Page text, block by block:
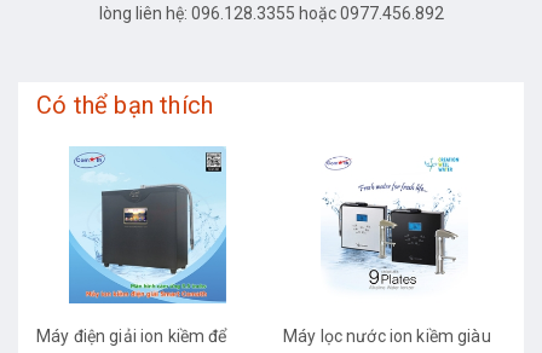
lòng liên hệ: 096.128.3355 hoặc 0977.456.892
Có thể bạn thích
Máy điện giải ion kiềm để
Máy lọc nước ion kiềm giàu